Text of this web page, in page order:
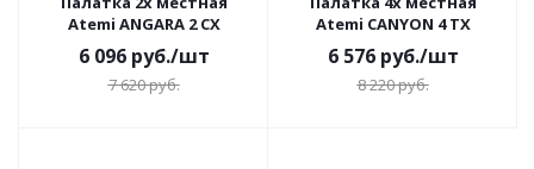
Atemi ANGARA 2 CX
6 096руб./шт
7 620руб.
Atemi CANYON 4 TX
6 576руб./шт
8 220руб.